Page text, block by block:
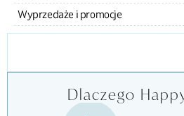
Wyprzedaże i promocje
Dlaczego